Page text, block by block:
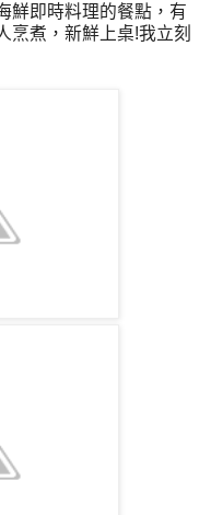
鮮即時料理的餐點，有
烹煮，新鮮上桌!我立刻